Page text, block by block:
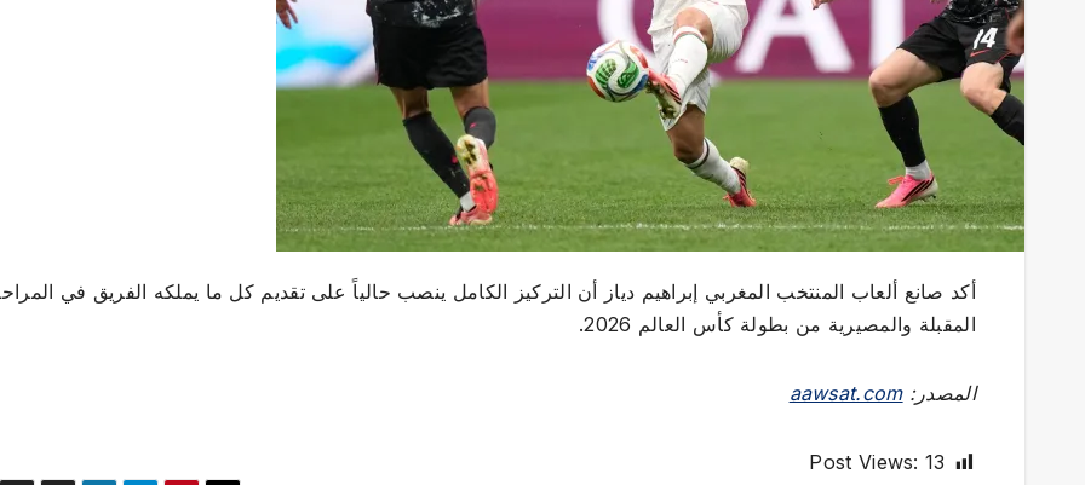
أكد صانع ألعاب المنتخب المغربي إبراهيم دياز أن التركيز الكامل ينصب حالياً على تقديم كل ما يملكه الفريق في
المقبلة والمصيرية من بطولة كأس العالم 2026.
المصدر:aawsat.com
Post Views: 13